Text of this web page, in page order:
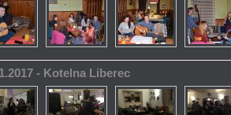
- Kotelna Liberec